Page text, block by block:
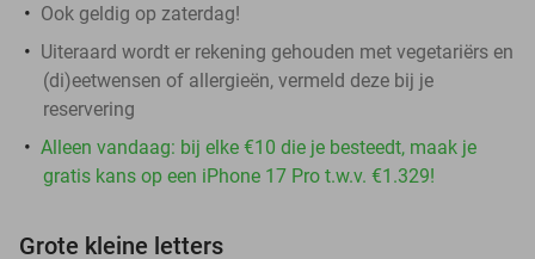
Ook geldig op zaterdag!
Uiteraard wordt er rekening gehouden met vegetariërs en
(di)eetwensen of allergieën, vermeld deze bij je
reservering
Alleen vandaag: bij elke €10 die je besteedt, maak je
gratis kans op een iPhone 17 Pro t.w.v. €1.329!
Grote kleine letters